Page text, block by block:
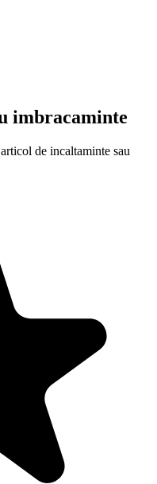
imbracaminte
de incaltaminte sau